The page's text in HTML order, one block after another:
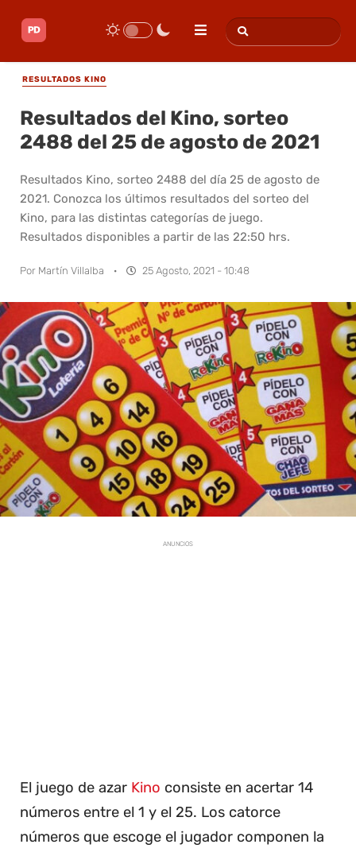
RESULTADOS KINO
Resultados del Kino, sorteo
2488 del 25 de agosto de 2021
Resultados Kino, sorteo 2488 del día 25 de agosto de
2021. Conozca los últimos resultados del sorteo del
Kino, para las distintas categorías de juego.
Resultados disponibles a partir de las 22:50 hrs.
Por Martín Villalba · 25 Agosto, 2021 - 10:48
ANUNCIOS
El juego de azar Kino consiste en acertar 14
números entre el 1 y el 25. Los catorce
números que escoge el jugador componen la